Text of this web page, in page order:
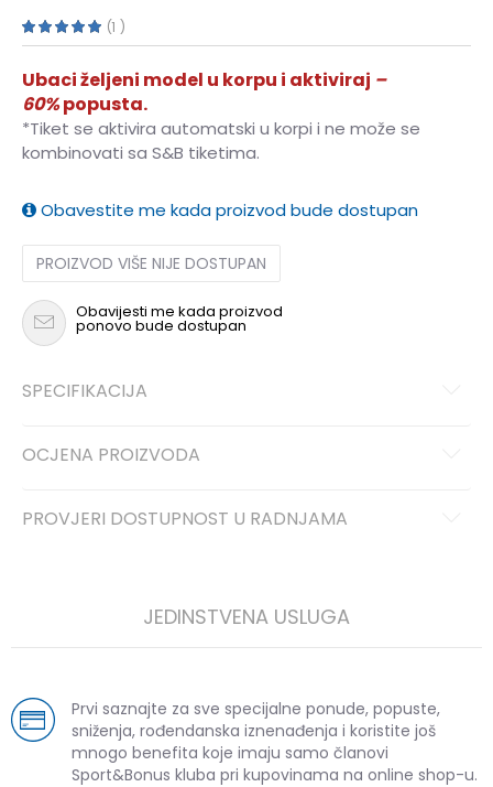
1
Ubaci željeni model u korpu i aktiviraj –
60%popusta.
*Tiket se aktivira automatski u korpi i ne može se
kombinovati sa S&B tiketima.
Obavestite me kada proizvod bude dostupan
PROIZVOD VIŠE NIJE DOSTUPAN
Obavijesti me kada proizvod
ponovo bude dostupan
SPECIFIKACIJA
OCJENA PROIZVODA
PROVJERI DOSTUPNOST U RADNJAMA
JEDINSTVENA USLUGA
Prvi saznajte za sve specijalne ponude, popuste,
sniženja, rođendanska iznenađenja i koristite još
mnogo benefita koje imaju samo članovi
Sport&Bonus kluba pri kupovinama na online shop-u.